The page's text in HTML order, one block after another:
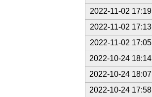
2022-11-02 17:19
2022-11-02 17:13
2022-11-02 17:05
2022-10-24 18:14
2022-10-24 18:07
2022-10-24 17:58